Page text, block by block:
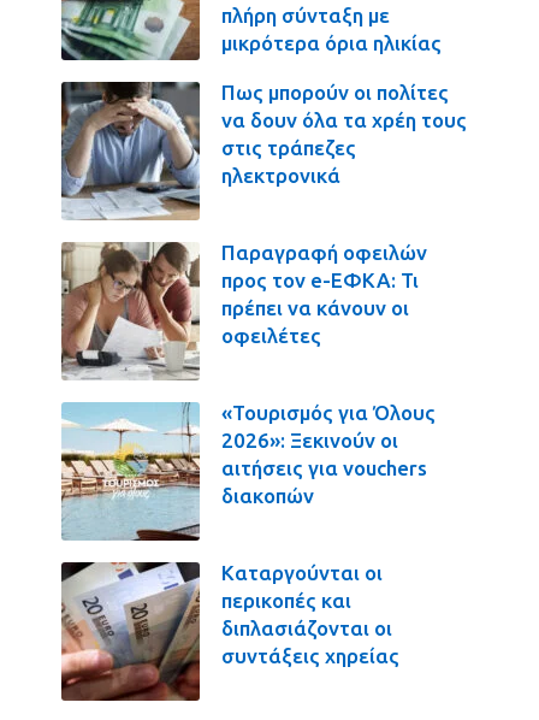
πλήρη σύνταξη με
μικρότερα όρια ηλικίας
Πως μπορούν οι πολίτες
να δουν όλα τα χρέη τους
στις τράπεζες
ηλεκτρονικά
Παραγραφή οφειλών
προς τον e-ΕΦΚΑ: Τι
πρέπει να κάνουν οι
οφειλέτες
«Τουρισμός για Όλους
2026»: Ξεκινούν οι
αιτήσεις για vouchers
διακοπών
Καταργούνται οι
περικοπές και
διπλασιάζονται οι
συντάξεις χηρείας